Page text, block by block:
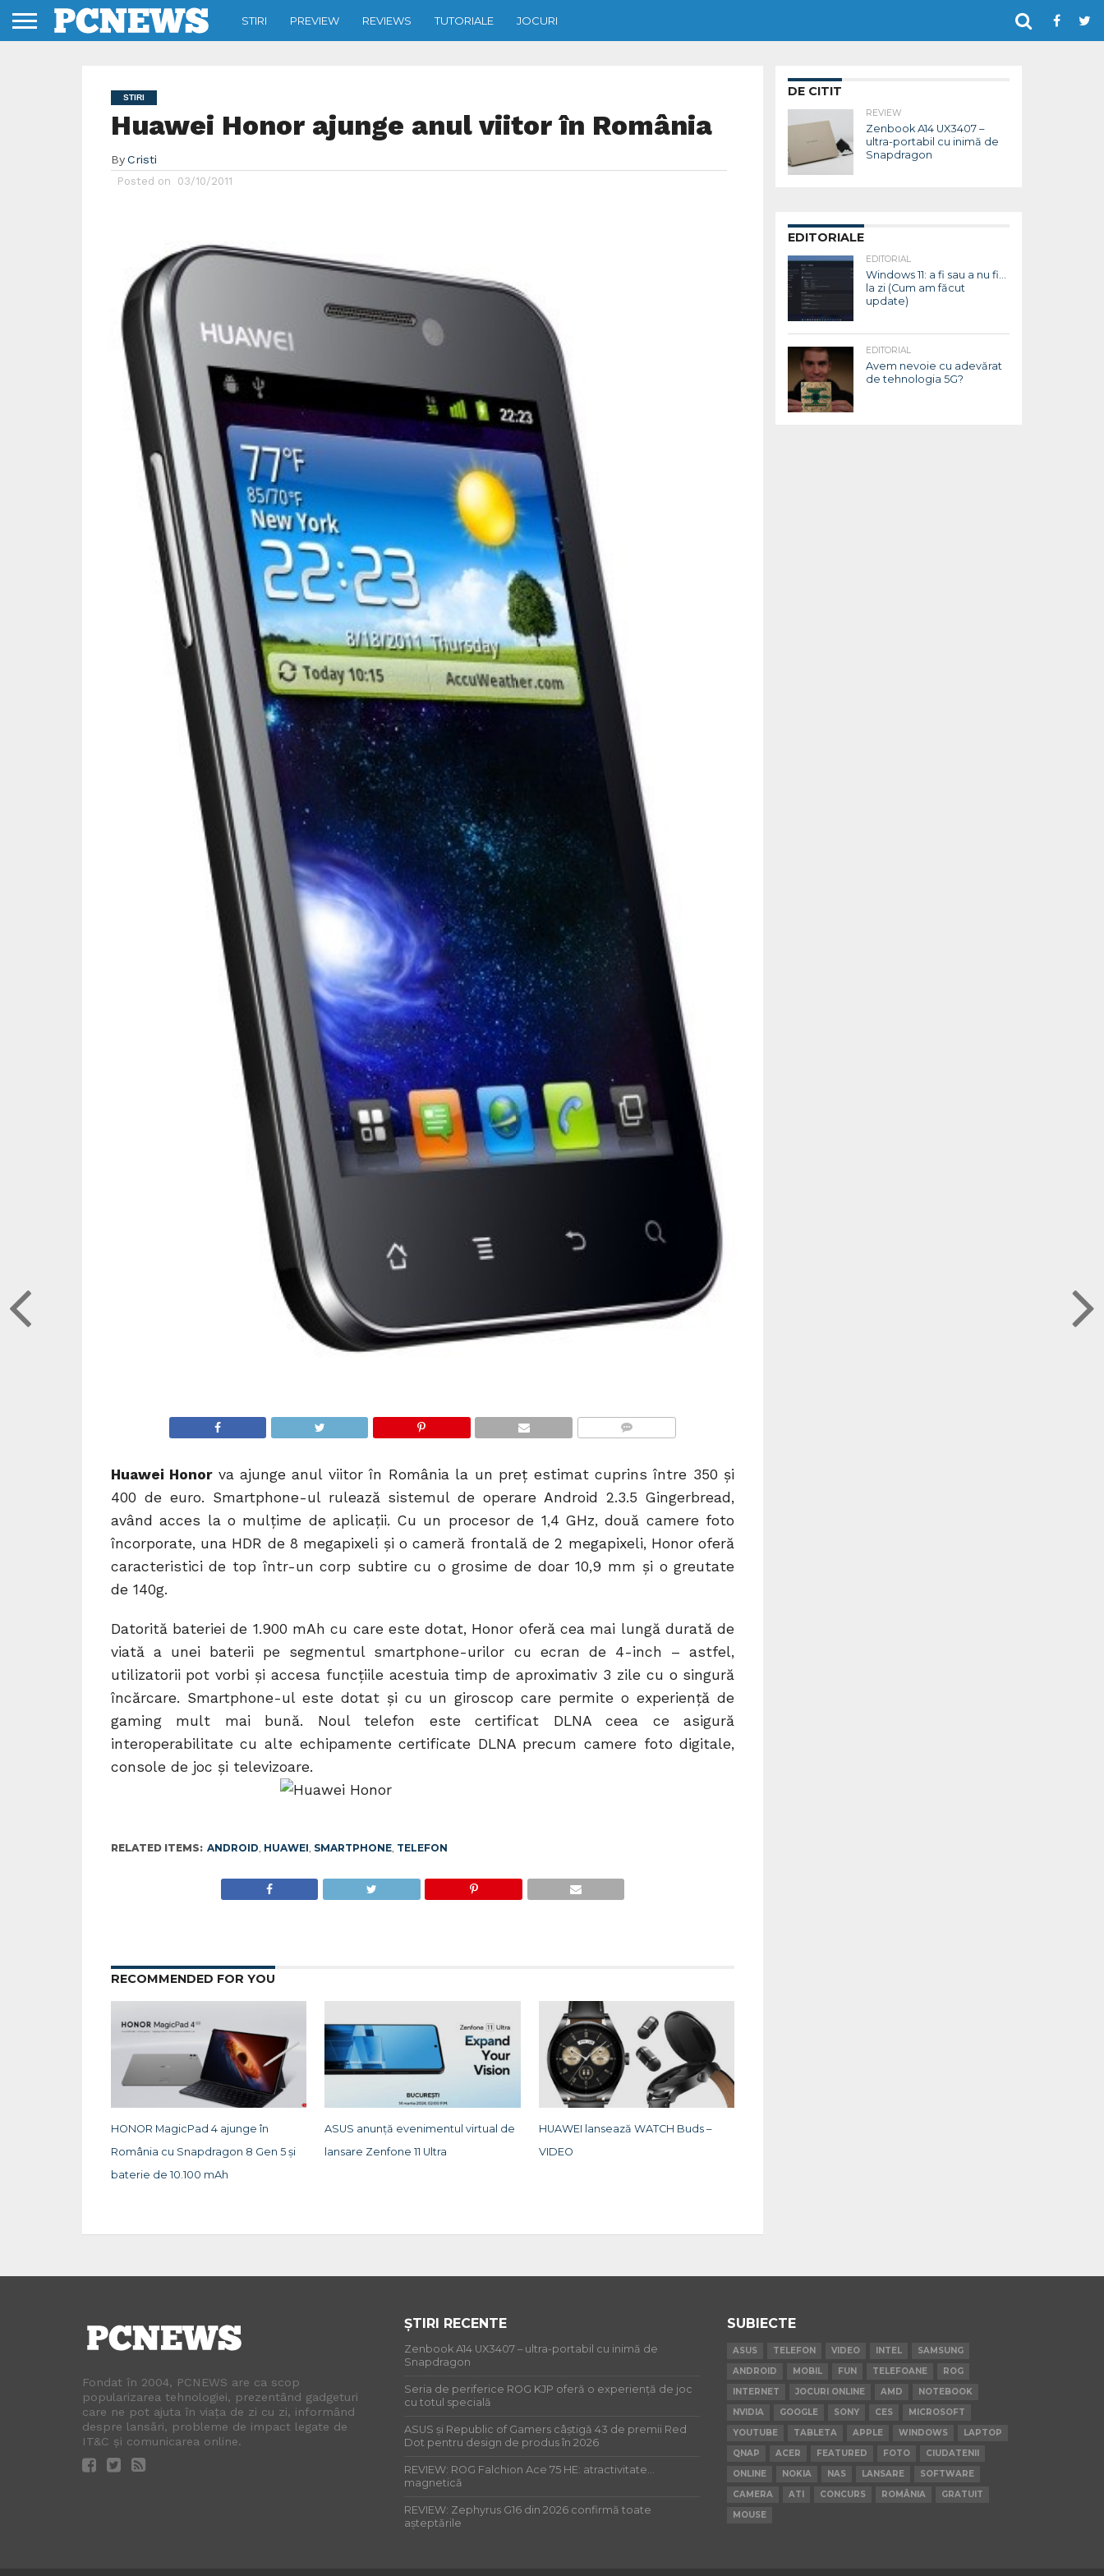
STIRI PREVIEW REVIEWS TUTORIALE JOCURI
STIRI
Huawei Honor ajunge anul viitor în România
By Cristi
Posted on 03/10/2011
Huawei Honor va ajunge anul viitor în România la un preț estimat cuprins între 350 și
400 de euro. Smartphone-ul rulează sistemul de operare Android 2.3.5 Gingerbread,
având acces la o mulțime de aplicații. Cu un procesor de 1,4 GHz, două camere foto
încorporate, una HDR de 8 megapixeli și o cameră frontală de 2 megapixeli, Honor oferă
caracteristici de top într-un corp subtire cu o grosime de doar 10,9 mm și o greutate
de 140g.
Datorită bateriei de 1.900 mAh cu care este dotat, Honor oferă cea mai lungă durată de
viată a unei baterii pe segmentul smartphone-urilor cu ecran de 4-inch – astfel,
utilizatorii pot vorbi și accesa funcțiile acestuia timp de aproximativ 3 zile cu o singură
încărcare. Smartphone-ul este dotat și cu un giroscop care permite o experiență de
gaming mult mai bună. Noul telefon este certificat DLNA ceea ce asigură
interoperabilitate cu alte echipamente certificate DLNA precum camere foto digitale,
console de joc și televizoare.
RELATED ITEMS: ANDROID, HUAWEI, SMARTPHONE, TELEFON
RECOMMENDED FOR YOU
HONOR MagicPad 4 ajunge în
România cu Snapdragon 8 Gen 5 și
baterie de 10.100 mAh
ASUS anunță evenimentul virtual de
lansare Zenfone 11 Ultra
HUAWEI lansează WATCH Buds –
VIDEO
DE CITIT
REVIEW
Zenbook A14 UX3407 –
ultra-portabil cu inimă de
Snapdragon
EDITORIALE
EDITORIAL
Windows 11: a fi sau a nu fi…
la zi (Cum am făcut
update)
EDITORIAL
Avem nevoie cu adevărat
de tehnologia 5G?
Fondat în 2004, PCNEWS are ca scop
popularizarea tehnologiei, prezentând gadgeturi
care ne pot ajuta în viața de zi cu zi, informând
despre lansări, probleme de impact legate de
IT&C și comunicarea online.
ȘTIRI RECENTE
Zenbook A14 UX3407 – ultra-portabil cu inimă de
Snapdragon
Seria de periferice ROG KJP oferă o experiență de joc
cu totul specială
ASUS și Republic of Gamers câștigă 43 de premii Red
Dot pentru design de produs în 2026
REVIEW: ROG Falchion Ace 75 HE: atractivitate…
magnetică
REVIEW: Zephyrus G16 din 2026 confirmă toate
așteptările
SUBIECTE
ASUS TELEFON VIDEO INTEL
SAMSUNG
ANDROID
MOBIL FUN TELEFOANE
ROG
INTERNET
JOCURI ONLINE AMD
NOTEBOOK
NVIDIA
GOOGLE SONY CES
MICROSOFT
YOUTUBE
TABLETA APPLE WINDOWS
LAPTOP
QNAP
ACER FEATURED FOTO
CIUDATENII
ONLINE
NOKIA NAS LANSARE
SOFTWARE
CAMERA
ATI CONCURS ROMÂNIA
GRATUIT
MOUSE